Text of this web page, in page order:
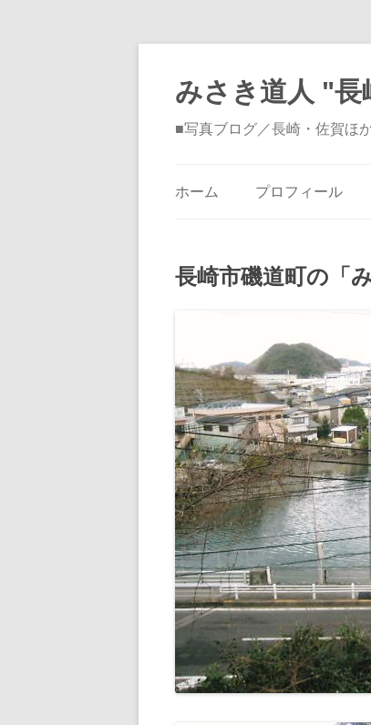
みさき道人 "
■写真ブログ／長崎・佐賀ほ
ホーム プロフィール
長崎市磯道町の「